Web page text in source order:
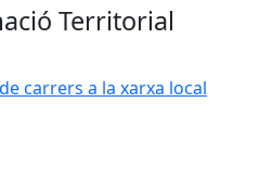
Territorial
carrers a la xarxa local